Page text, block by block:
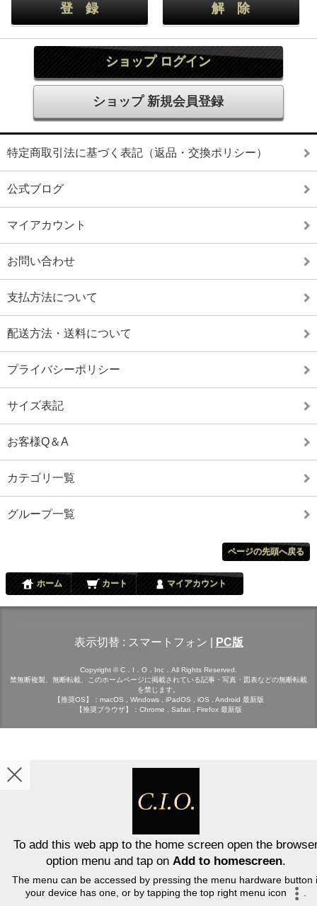
ショップ ログイン
ショップ 新規会員登録
特定商取引法に基づく表記（返品・交換ポリシー）
公式ブログ
マイアカウント
お問い合わせ
支払方法について
配送方法・送料について
プライバシーポリシー
サイズ表記
お客様Q＆A
カテゴリ一覧
グループ一覧
ページの先頭へ戻る
ホーム カート マイアカウント
表示切替 : スマートフォン PC版
Copyright © C．I．O．Inc．All Rights Reserved.
禁無断複製、無断転載、このホームページに掲載されている記事・写真・図表などの無断転載
を禁じます。
【推奨OS】：macOS , Windows , iPadOS , iOS , Android 最新版
【推奨ブラウザ】：Chrome , Safari , Firefox 最新版
To add this web app to the home screen open the
option menu and tap on Add to homescreen.
The menu can be accessed by pressing the menu hardware button
your device has one, or by tapping the top right menu icon